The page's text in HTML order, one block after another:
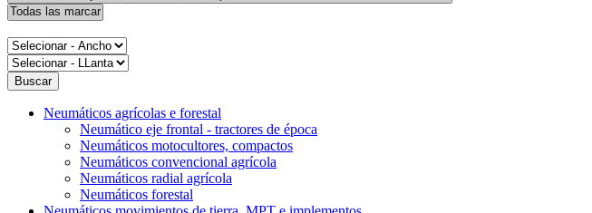
Neumáticos agrícolas e forestal
Neumático eje frontal - tractores de época
Neumáticos motocultores, compactos
Neumáticos convencional agrícola
Neumáticos radial agrícola
Neumáticos forestal